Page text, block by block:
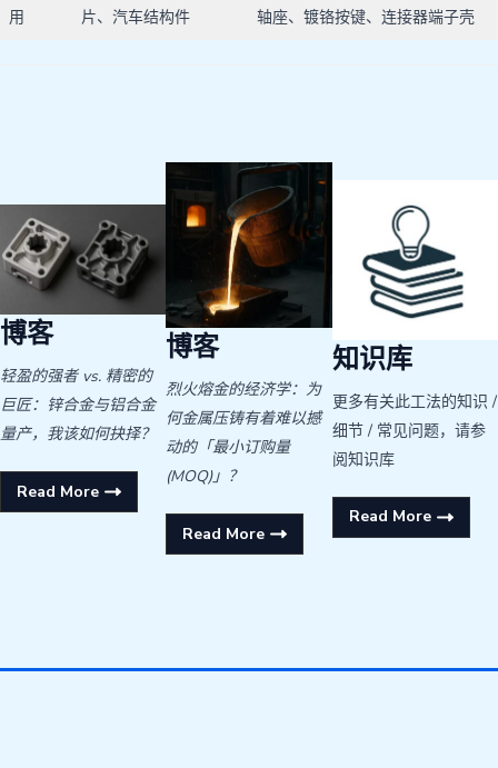
用
片、汽车结构件
轴座、镀铬按键、连接器端子壳
博客
轻盈的强者 vs. 精密的
巨匠：锌合金与铝合金
量产，我该如何抉择？
Read More
博客
烈火熔金的经济学：为
何金属压铸有着难以撼
动的「最小订购量
(MOQ)」？
Read More
知识库
更多有关此工法的知识 /
细节 / 常见问题，请参
阅知识库
Read More